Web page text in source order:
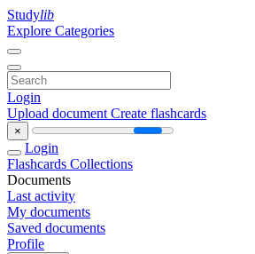
Studylib
Explore Categories
Login
Upload document Create flashcards
×
Login
Flashcards Collections
Documents
Last activity
My documents
Saved documents
Profile